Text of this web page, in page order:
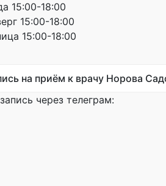
15:00-18:00
15:00-18:00
15:00-18:00
на приём к врачу Норова
через телеграм: